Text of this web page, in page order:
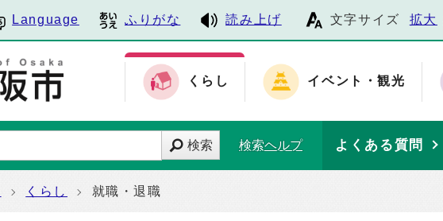
Language ふりがな 読み上げ 文字サイズ 拡大
くらし イベント・観光
検索 検索ヘルプ よくある質問
くらし 就職・退職